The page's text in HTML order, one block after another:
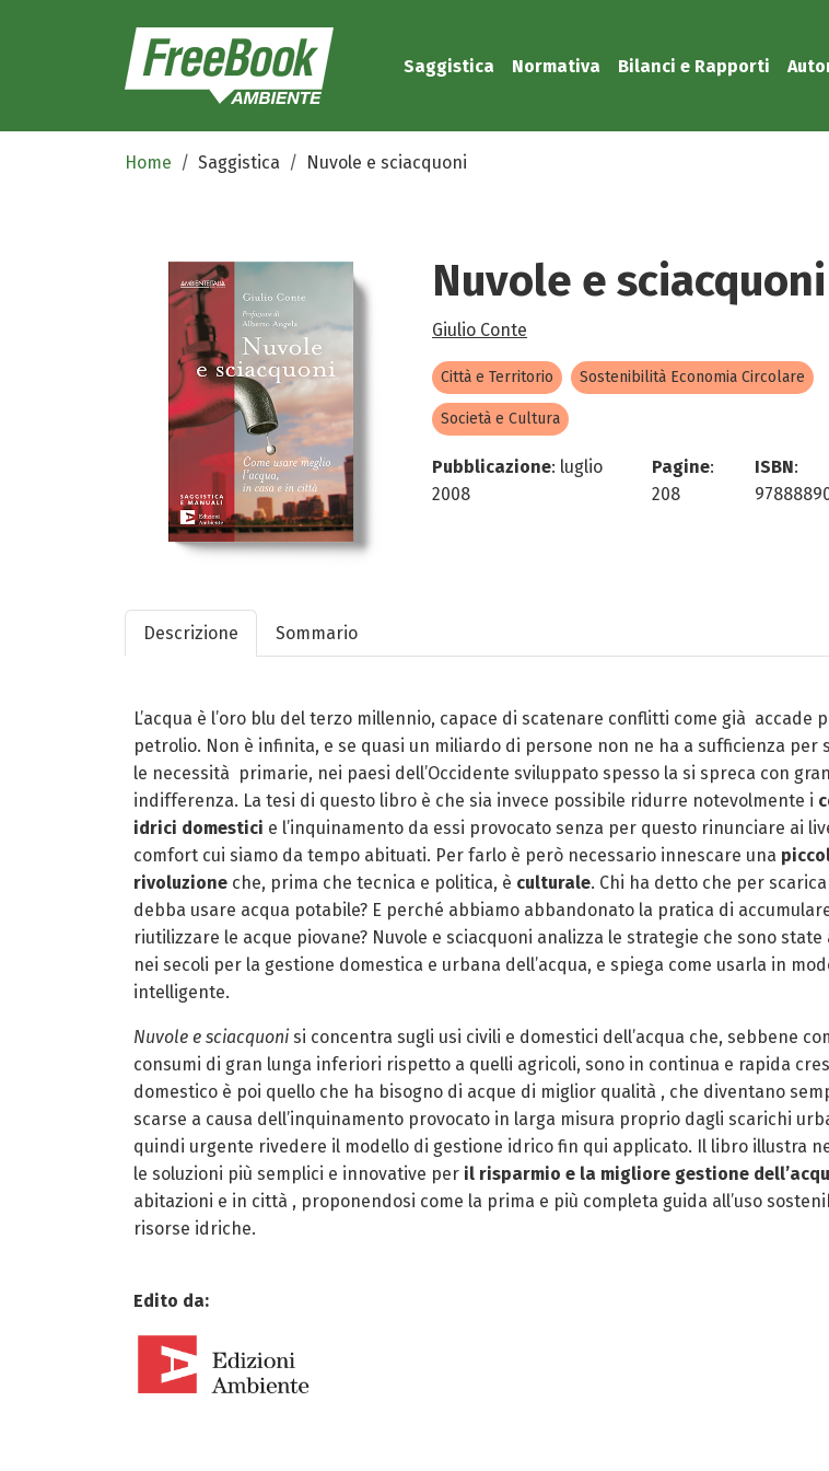
Saggistica Normativa Bilanci e Rapporti
Home Saggistica Nuvole e sciacquoni
Nuvole e sciacquoni
Giulio Conte
Città e Territorio Sostenibilità Economia Circolare
Società e Cultura
Pubblicazione: luglio
2008
Pagine:
208
ISBN:
Descrizione Sommario
L’acqua è l’oro blu del terzo millennio, capace di scatenare conflitti come già accade
petrolio. Non è infinita, e se quasi un miliardo di persone non ne ha a sufficienza per
le necessità primarie, nei paesi dell’Occidente sviluppato spesso la si spreca con
indifferenza. La tesi di questo libro è che sia invece possibile ridurre notevolmente i
idrici domestici e l’inquinamento da essi provocato senza per questo rinunciare ai
comfort cui siamo da tempo abituati. Per farlo è però necessario innescare una
rivoluzione che, prima che tecnica e politica, è culturale. Chi ha detto che per
debba usare acqua potabile? E perché abbiamo abbandonato la pratica di
riutilizzare le acque piovane? Nuvole e sciacquoni analizza le strategie che sono
nei secoli per la gestione domestica e urbana dell’acqua, e spiega come usarla in
intelligente.
Nuvole e sciacquonisi concentra sugli usi civili e domestici dell’acqua che, sebbene
consumi di gran lunga inferiori rispetto a quelli agricoli, sono in continua e rapida
domestico è poi quello che ha bisogno di acque di miglior qualità , che diventano
scarse a causa dell’inquinamento provocato in larga misura proprio dagli scarichi
quindi urgente rivedere il modello di gestione idrico fin qui applicato. Il libro illustra
le soluzioni più semplici e innovative per il risparmio e la migliore gestione
abitazioni e in città , proponendosi come la prima e più completa guida all’uso
risorse idriche.
Edito da: